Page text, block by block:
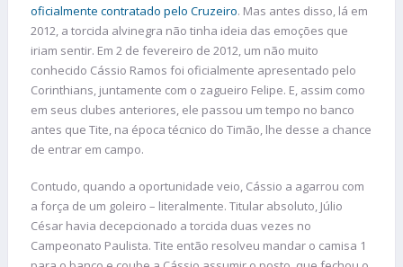
oficialmente contratado pelo Cruzeiro. Mas antes disso, lá em
2012, a torcida alvinegra não tinha ideia das emoções que
iriam sentir. Em 2 de fevereiro de 2012, um não muito
conhecido Cássio Ramos foi oficialmente apresentado pelo
Corinthians, juntamente com o zagueiro Felipe. E, assim como
em seus clubes anteriores, ele passou um tempo no banco
antes que Tite, na época técnico do Timão, lhe desse a chance
de entrar em campo.
Contudo, quando a oportunidade veio, Cássio a agarrou com
a força de um goleiro – literalmente. Titular absoluto, Júlio
César havia decepcionado a torcida duas vezes no
Campeonato Paulista. Tite então resolveu mandar o camisa 1